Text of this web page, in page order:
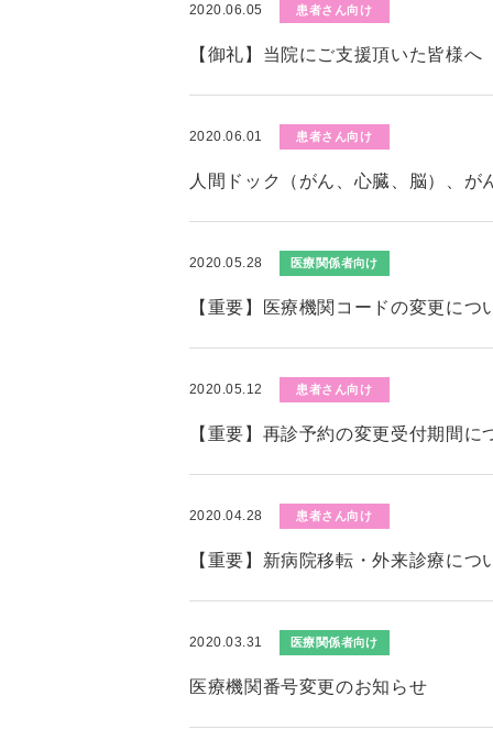
2020.06.05 患者さん向け
【御礼】当院にご支援頂いた皆様へ
2020.06.01 患者さん向け
人間ドック（がん、心臓、脳）、が
2020.05.28 医療関係者向け
【重要】医療機関コードの変更につ
2020.05.12 患者さん向け
【重要】再診予約の変更受付期間に
2020.04.28 患者さん向け
【重要】新病院移転・外来診療につ
2020.03.31 医療関係者向け
医療機関番号変更のお知らせ